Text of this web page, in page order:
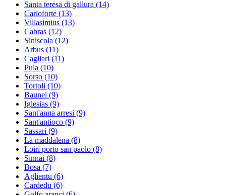
Santa teresa di gallura (14)
Carloforte (13)
Villasimius (13)
Cabras (12)
Siniscola (12)
Arbus (11)
Cagliari (11)
Pula (10)
Sorso (10)
Tortoli (10)
Baunei (9)
Iglesias (9)
Sant'anna arresi (9)
Sant'antioco (9)
Sassari (9)
La maddalena (8)
Loiri porto san paolo (8)
Sinnai (8)
Bosa (7)
Aglientu (6)
Cardedu (6)